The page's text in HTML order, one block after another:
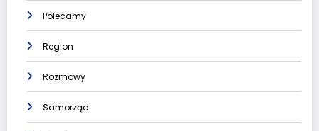
Polecamy
Region
Rozmowy
Samorząd